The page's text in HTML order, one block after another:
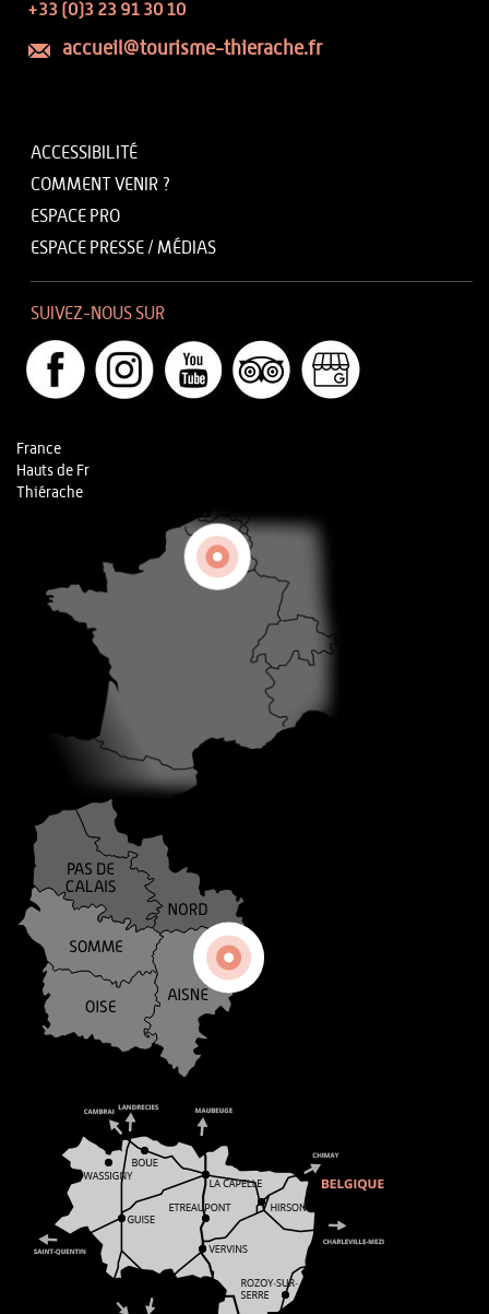
+33 (0)3 23 91 30 10
accueil@tourisme-thierache.fr
ACCESSIBILITÉ
COMMENT VENIR ?
ESPACE PRO
ESPACE PRESSE / MÉDIAS
SUIVEZ-NOUS SUR
France
Hauts de Fr
Thiérache